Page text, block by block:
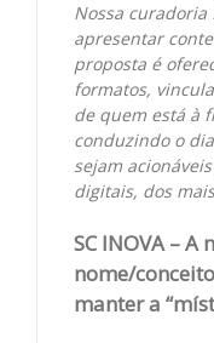
Nossa
apresentar
proposta é
formatos,
de quem está à
conduzindo o
sejam
digitais, dos
SC INOVA –
nome/
manter a